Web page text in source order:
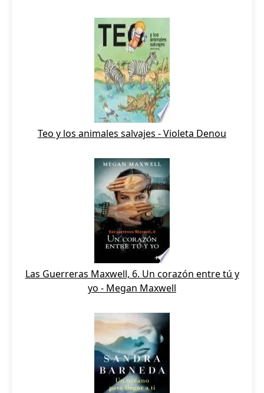
Teo y los animales salvajes - Violeta Denou
Las Guerreras Maxwell, 6. Un corazón entre tú y
yo - Megan Maxwell